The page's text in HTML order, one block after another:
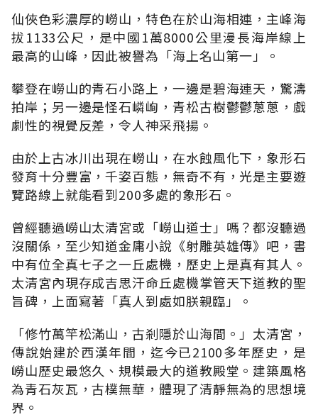
仙俠色彩濃厚的嶗山，特色在於山海相連，主峰海
拔1133公尺，是中國1萬8000公里漫長海岸線上
最高的山峰，因此被譽為「海上名山第一」。
攀登在嶗山的青石小路上，一邊是碧海連天，驚濤
拍岸；另一邊是怪石嶙峋，青松古樹鬱鬱蔥蔥，戲
劇性的視覺反差，令人神采飛揚。
由於上古冰川出現在嶗山，在水蝕風化下，象形石
發育十分豐富，千姿百態，無奇不有，光是主要遊
覽路線上就能看到200多處的象形石。
曾經聽過嶗山太清宮或「嶗山道士」嗎？都沒聽過
沒關係，至少知道金庸小說《射雕英雄傳》吧，書
中有位全真七子之一丘處機，歷史上是真有其人。
太清宮內現存成吉思汗命丘處機掌管天下道教的聖
旨碑，上面寫著「真人到處如朕親臨」。
「修竹萬竿松滿山，古剎隱於山海間。」太清宮，
傳說始建於西漢年間，迄今已2100多年歷史，是
嶗山歷史最悠久、規模最大的道教殿堂。建築風格
為青石灰瓦，古樸無華，體現了清靜無為的思想境
界。